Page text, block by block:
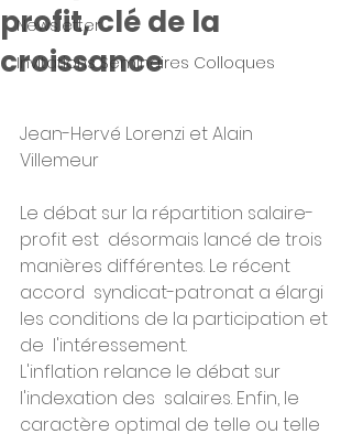
Newsletter
Invitations Seminaires Colloques
profit, clé de la
croissance
Jean-Hervé Lorenzi et Alain
Villemeur
Le débat sur la répartition salaire-
profit est  désormais lancé de trois
manières différentes. Le récent
accord  syndicat-patronat a élargi
les conditions de la participation et
de  l'intéressement.
L'inflation relance le débat sur
l'indexation des  salaires. Enfin, le
caractère optimal de telle ou telle